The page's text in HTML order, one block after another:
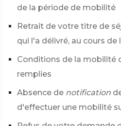
de la période de mobilité
Retrait de votre titre de
qui l'a délivré, au cours
Conditions de la mobilité
remplies
Absence de notification
d'effectuer une mobilité